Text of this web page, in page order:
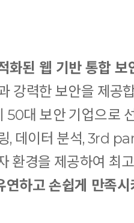
된 웹 기반 통합 보
강력한 보안을 제공
50대 보안 기업으로
, 데이터 분석, 3rd
환경을 제공하여 최
하고 손쉽게 만족